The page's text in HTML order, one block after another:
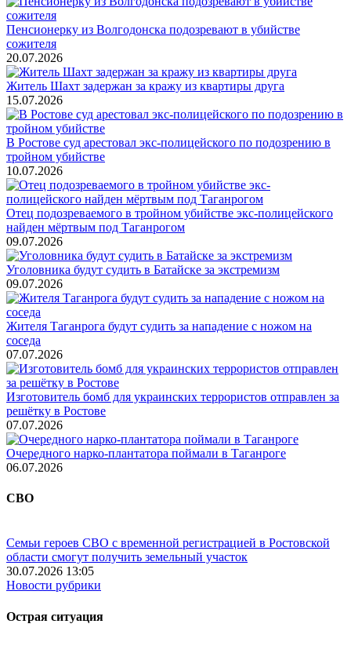
Пенсионерку из Волгодонска подозревают в убийстве
сожителя
20.07.2026
Житель Шахт задержан за кражу из квартиры друга
15.07.2026
В Ростове суд арестовал экс-полицейского по подозрению в
тройном убийстве
10.07.2026
Отец подозреваемого в тройном убийстве экс-полицейского
найден мёртвым под Таганрогом
09.07.2026
Уголовника будут судить в Батайске за экстремизм
09.07.2026
Жителя Таганрога будут судить за нападение с ножом на
соседа
07.07.2026
Изготовитель бомб для украинских террористов отправлен за
решётку в Ростове
07.07.2026
Очередного нарко-плантатора поймали в Таганроге
06.07.2026
СВО
Семьи героев СВО с временной регистрацией в Ростовской
области смогут получить земельный участок
30.07.2026 13:05
Новости рубрики
Острая ситуация